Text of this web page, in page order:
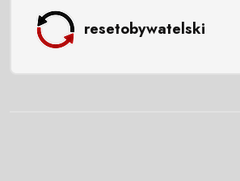
resetobywatelski